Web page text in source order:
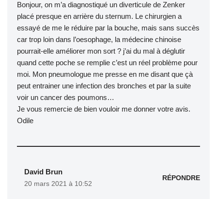
Bonjour, on m’a diagnostiqué un diverticule de Zenker
placé presque en arrière du sternum. Le chirurgien a
essayé de me le réduire par la bouche, mais sans succès
car trop loin dans l’oesophage, la médecine chinoise
pourrait-elle améliorer mon sort ? j’ai du mal à déglutir
quand cette poche se remplie c’est un réel problème pour
moi. Mon pneumologue me presse en me disant que çà
peut entrainer une infection des bronches et par la suite
voir un cancer des poumons…
Je vous remercie de bien vouloir me donner votre avis.
Odile
David Brun
20 mars 2021 à 10:52
RÉPONDRE